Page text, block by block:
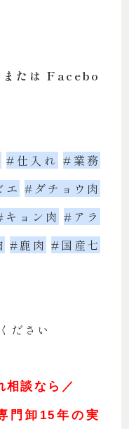
たは Facebo
#仕入れ #業務
エ #ダチョウ肉
キョン肉 #アラ
#鹿肉 #国産七
ださい
相談なら／
卸15年の実